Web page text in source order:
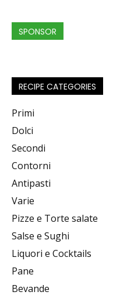
SPONSOR
RECIPE CATEGORIES
Primi
Dolci
Secondi
Contorni
Antipasti
Varie
Pizze e Torte salate
Salse e Sughi
Liquori e Cocktails
Pane
Bevande